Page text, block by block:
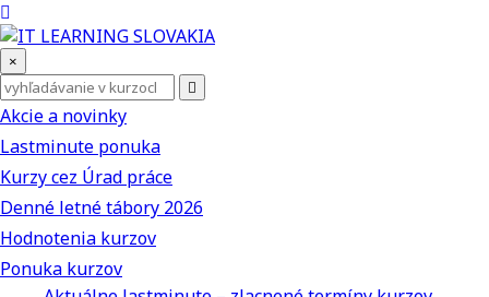
×
Akcie a novinky
Lastminute ponuka
Kurzy cez Úrad práce
Denné letné tábory 2026
Hodnotenia kurzov
Ponuka kurzov